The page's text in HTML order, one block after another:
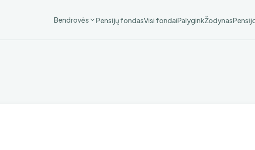
Bendrovės Pensijų fondasVisi fondaiPalyginkŽodynas